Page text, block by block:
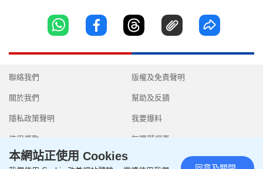
聯絡我們
關於我們
隱私政策聲明
使用條款
版權及免責聲明
幫助及反饋
我要爆料
無障礙網頁
本網站正使用 Cookies